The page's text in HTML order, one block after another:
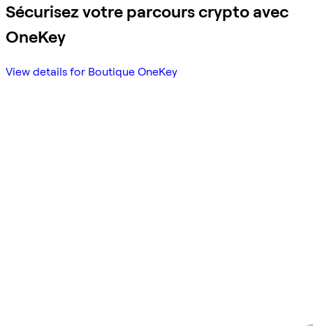
Sécurisez votre parcours crypto avec
OneKey
View details for Boutique OneKey